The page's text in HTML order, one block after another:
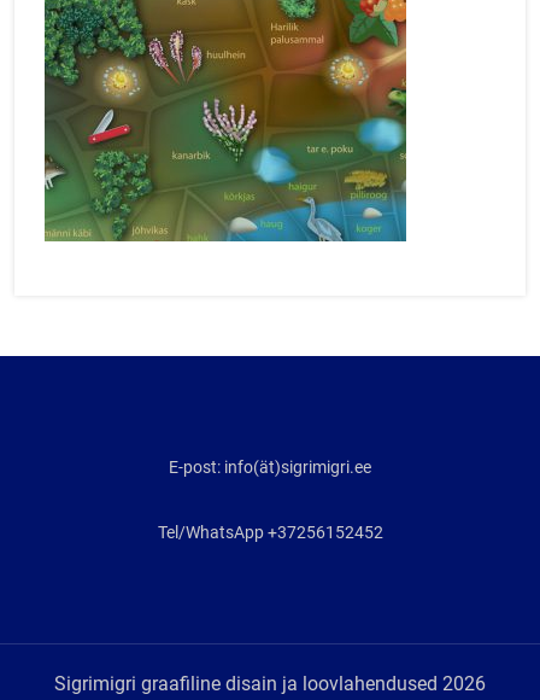
E-post: info(ät)sigrimigri.ee
Tel/WhatsApp +37256152452
Sigrimigri graafiline disain ja loovlahendused 2026